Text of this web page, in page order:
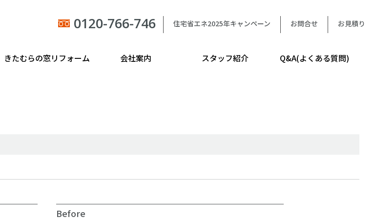
0120-766-746 住宅省エネ2025年キャンペーン お問合せ お見積り
きたむらの窓リフォーム 会社案内 スタッフ紹介 Q&A(よくある質問)
Before